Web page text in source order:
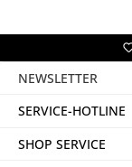
NEWSLETTER
SERVICE-HOTLINE
SHOP SERVICE